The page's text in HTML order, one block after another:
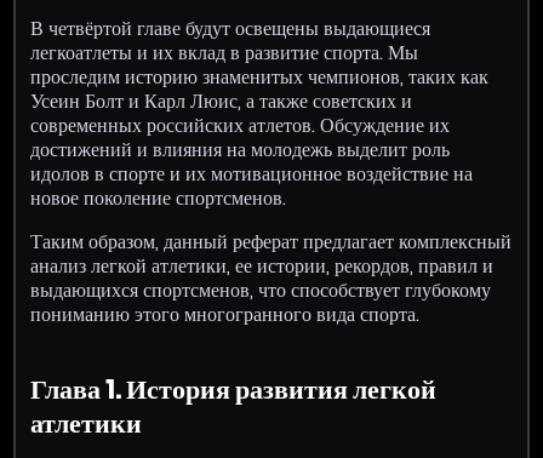
В четвёртой главе будут освещены выдающиеся
легкоатлеты и их вклад в развитие спорта. Мы
проследим историю знаменитых чемпионов, таких как
Усеин Болт и Карл Люис, а также советских и
современных российских атлетов. Обсуждение их
достижений и влияния на молодежь выделит роль
идолов в спорте и их мотивационное воздействие на
новое поколение спортсменов.
Таким образом, данный реферат предлагает комплексный
анализ легкой атлетики, ее истории, рекордов, правил и
выдающихся спортсменов, что способствует глубокому
пониманию этого многогранного вида спорта.
Глава 1. История развития легкой
атлетики